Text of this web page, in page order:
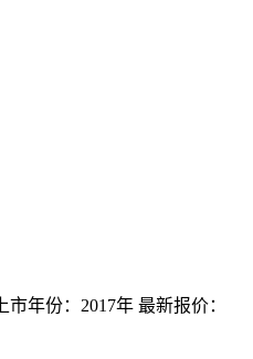
上市年份：2017年 最新报价：